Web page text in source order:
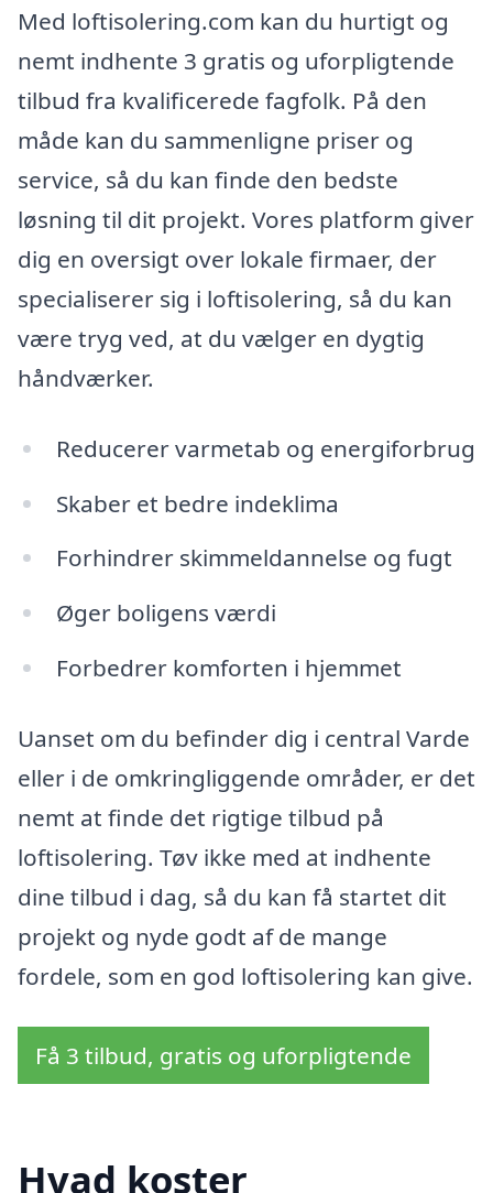
Med loftisolering.com kan du hurtigt og
nemt indhente 3 gratis og uforpligtende
tilbud fra kvalificerede fagfolk. På den
måde kan du sammenligne priser og
service, så du kan finde den bedste
løsning til dit projekt. Vores platform giver
dig en oversigt over lokale firmaer, der
specialiserer sig i loftisolering, så du kan
være tryg ved, at du vælger en dygtig
håndværker.
Reducerer varmetab og energiforbrug
Skaber et bedre indeklima
Forhindrer skimmeldannelse og fugt
Øger boligens værdi
Forbedrer komforten i hjemmet
Uanset om du befinder dig i central Varde
eller i de omkringliggende områder, er det
nemt at finde det rigtige tilbud på
loftisolering. Tøv ikke med at indhente
dine tilbud i dag, så du kan få startet dit
projekt og nyde godt af de mange
fordele, som en god loftisolering kan give.
Få 3 tilbud, gratis og uforpligtende
Hvad koster